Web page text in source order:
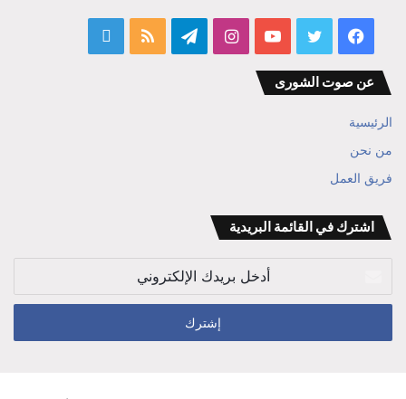
فيسبوك تويتر يوتيوب انستقرامتيلقرام ملخص
عن صوت الشورى
الرئيسية
من نحن
فريق العمل
اشترك في القائمة البريدية
الإلكتروني